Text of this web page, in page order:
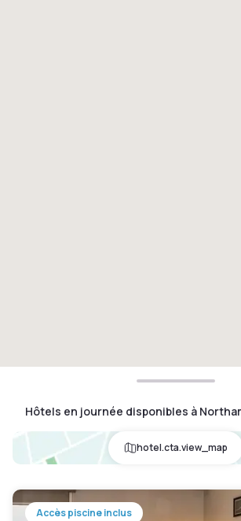
Hôtels en journée disponibles à
hotel.cta.view_map
Accès piscine inclus